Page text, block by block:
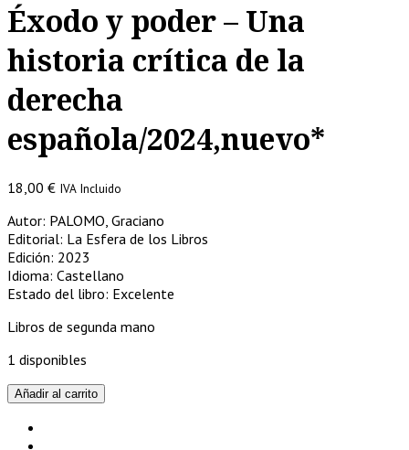
Éxodo y poder – Una
historia crítica de la
derecha
española/2024,nuevo*
18,00 € IVA Incluido
Autor: PALOMO, Graciano
Editorial: La Esfera de los Libros
Edición: 2023
Idioma: Castellano
Estado del libro: Excelente
Libros de segunda mano
1 disponibles
Éxodo
y
poder
Añadir al carrito